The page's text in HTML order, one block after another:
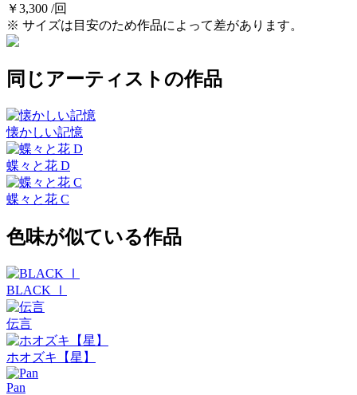
￥3,300 /回
※ サイズは目安のため作品によって差があります。
同じアーティストの作品
懐かしい記憶
蝶々と花 D
蝶々と花 C
色味が似ている作品
BLACK Ⅰ
伝言
ホオズキ【星】
Pan